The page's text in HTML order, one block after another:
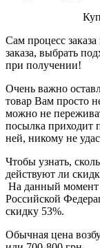
Сам процесс
заказа, выбрать
при получении!
Очень важно
товар Вам просто
можно не
посылка приходит
ней, никому не
Чтобы узнать,
действуют ли
На данный момент
Российской
скидку 53%.
Обычная цена